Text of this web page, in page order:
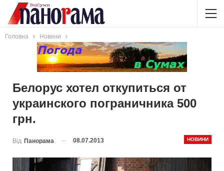
Головна Новини
Белорус хотел откупиться от
украинского пограничника 500
грн.
НОВИНИ
Від Панорама 08.07.2013